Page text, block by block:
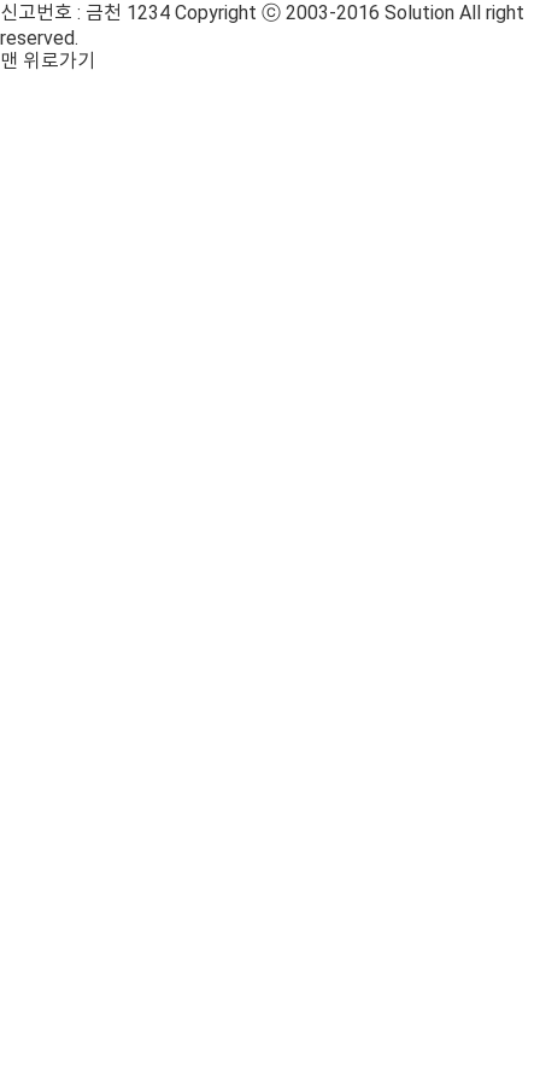
신고번호 : 금천 1234 Copyright ⓒ 2003-2016 Solution All right
reserved.
맨 위로가기